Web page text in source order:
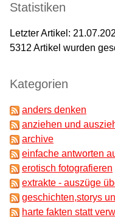
Statistiken
Letzter Artikel:
5312 Artikel wurden
Kategorien
anders denken
anziehen und
archive
einfache antworten
erotisch fotografieren
extrakte - auszüge
geschichten,storys
harte fakten statt